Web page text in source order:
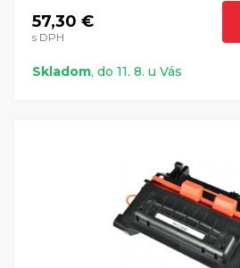
57,30 €
s DPH
Skladom, do 11. 8. u Vás